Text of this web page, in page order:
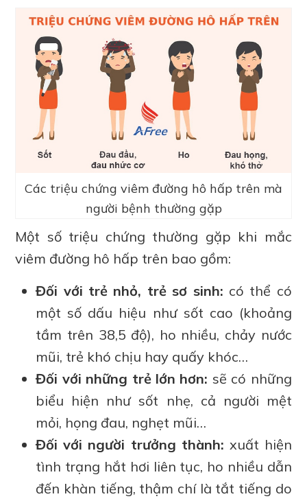
Các triệu chứng viêm đường hô hấp trên mà
người bệnh thường gặp
Một số triệu chứng thường gặp khi mắc
viêm đường hô hấp trên bao gồm:
Đối với trẻ nhỏ, trẻ sơ sinh: có thể có
một số dấu hiệu như sốt cao (khoảng
tầm trên 38,5 độ), ho nhiều, chảy nước
mũi, trẻ khó chịu hay quấy khóc…
Đối với những trẻ lớn hơn: sẽ có những
biểu hiện như sốt nhẹ, cả người mệt
mỏi, họng đau, nghẹt mũi…
Đối với người trưởng thành: xuất hiện
tình trạng hắt hơi liên tục, ho nhiều dẫn
đến khàn tiếng, thậm chí là tắt tiếng do